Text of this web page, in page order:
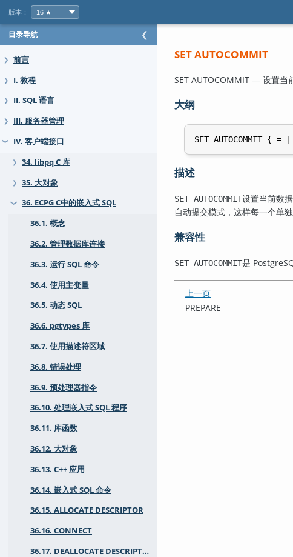
版本：
目录导航 ❮
❯ 前言
❯ I. 教程
❯ II. SQL 语言
❯ III. 服务器管理
❯ IV. 客户端接口
❯ 34. libpq C 库
❯ 35. 大对象
❯
36. ECPG C中的嵌入式 SQL
36.1. 概念
36.2. 管理数据库连接
36.3. 运行 SQL 命令
36.4. 使用主变量
36.5. 动态 SQL
36.6. pgtypes 库
36.7. 使用描述符区域
36.8. 错误处理
36.9. 预处理器指令
36.10. 处理嵌入式 SQL 程序
36.11. 库函数
36.12. 大对象
36.13. C++ 应用
36.14. 嵌入式 SQL 命令
36.15. ALLOCATE DESCRIPTOR
36.16. CONNECT
36.17. DEALLOCATE DESCRIPTOR
SET AUTOCOMMIT
SET AUTOCOMMIT — 设置当
大纲
描述
SET AUTOCOMMIT设置当前数
自动提交模式，这样每一个单
兼容性
SET AUTOCOMMIT是
上一页
PREPARE